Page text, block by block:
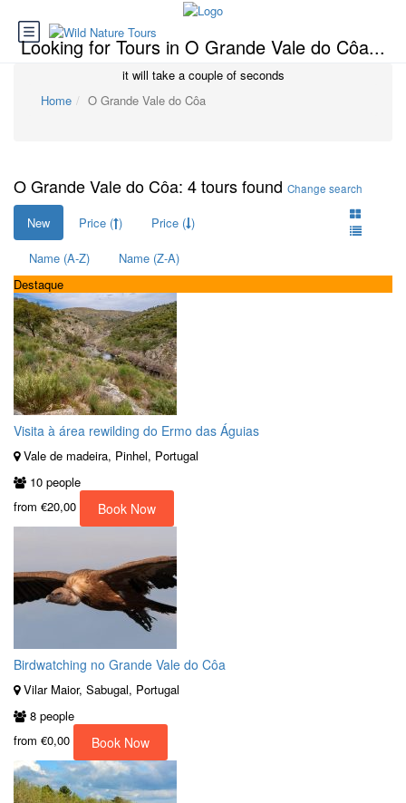
Looking for Tours in O Grande Vale do Côa...
it will take a couple of seconds
Home
O Grande Vale do Côa
O Grande Vale do Côa: 4 tours found Change search
New Price ( ) Price ( )
Name (A-Z)
Name (Z-A)
Destaque
Visita à área rewilding do Ermo das Águias
Vale de madeira, Pinhel, Portugal
10 people
from €20,00 Book Now
Birdwatching no Grande Vale do Côa
Vilar Maior, Sabugal, Portugal
8 people
from €0,00 Book Now